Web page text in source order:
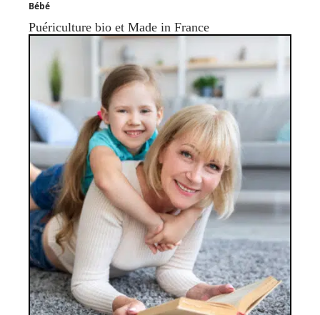
Bébé
Puériculture bio et Made in France